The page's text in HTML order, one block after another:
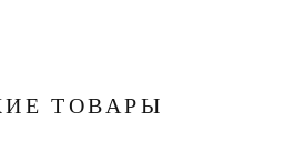
ТОВАРЫ